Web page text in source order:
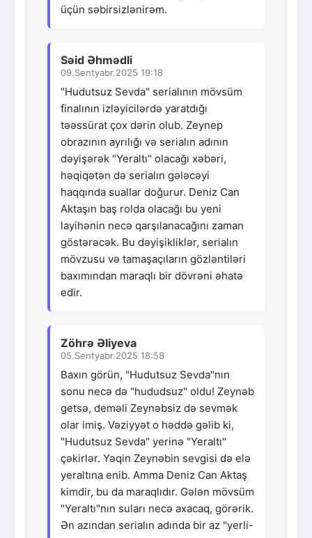
üçün səbirsizlənirəm.
Səid Əhmədli
09.Sentyabr.2025 19:18
"Hudutsuz Sevda" serialının mövsüm
finalının izləyicilərdə yaratdığı
təəssürat çox dərin olub. Zeynep
obrazının ayrılığı və serialın adının
dəyişərək "Yeraltı" olacağı xəbəri,
həqiqətən də serialın gələcəyi
haqqında suallar doğurur. Deniz Can
Aktaşın baş rolda olacağı bu yeni
layihənin necə qarşılanacağını zaman
göstərəcək. Bu dəyişikliklər, serialın
mövzusu və tamaşaçıların gözləntiləri
baxımından maraqlı bir dövrəni əhatə
edir.
Zöhrə Əliyeva
05.Sentyabr.2025 18:58
Baxın görün, "Hudutsuz Sevda"nın
sonu necə də "hududsuz" oldu! Zeynəb
getsə, deməli Zeynəbsiz də sevmək
olar imiş. Vəziyyət o həddə gəlib ki,
"Hudutsuz Sevda" yerinə "Yeraltı"
çəkirlər. Yəqin Zeynəbin sevgisi də elə
yeraltına enib. Amma Deniz Can Aktaş
kimdir, bu da maraqlıdır. Gələn mövsüm
"Yeraltı"nın suları necə axacaq, görərik.
Ən azından serialın adında bir az "yerli-